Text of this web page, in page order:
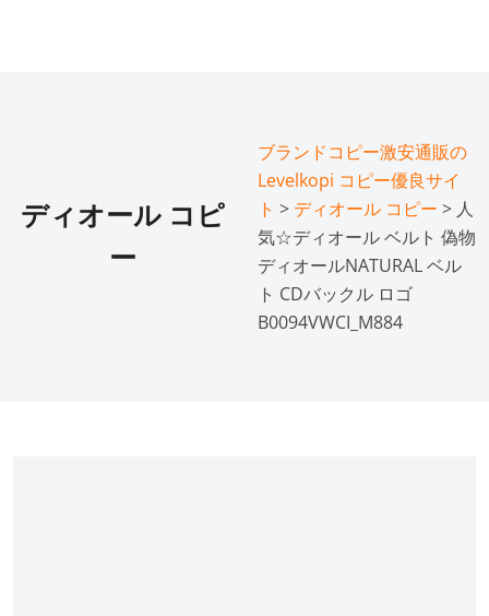
ディオール コピ
ー
ブランドコピー激安通販の
Levelkopi コピー優良サイ
ト > ディオール コピー > 人
気☆ディオール ベルト 偽物
ディオールNATURAL ベル
ト CDバックル ロゴ
B0094VWCI_M884